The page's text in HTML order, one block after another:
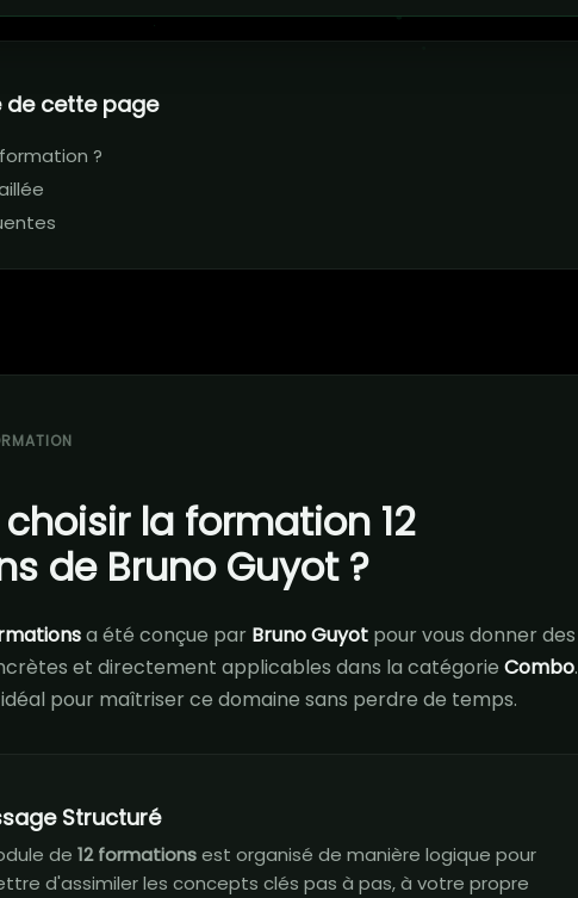
cette page
?
la formation 12
de Bruno Guyot ?
a été conçue par Bruno Guyot pour vous donner des
et directement applicables dans la catégorie Combo.
pour maîtriser ce domaine sans perdre de temps.
Structuré
de 12 formationsest organisé de manière logique pour
d'assimiler les concepts clés pas à pas, à votre propre